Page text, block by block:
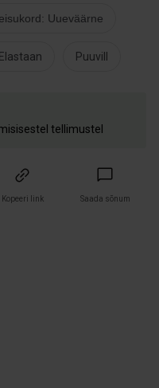
Uueväärne
Elastaan Puuvill
tellimustel
Kopeeri link Saada sõnum